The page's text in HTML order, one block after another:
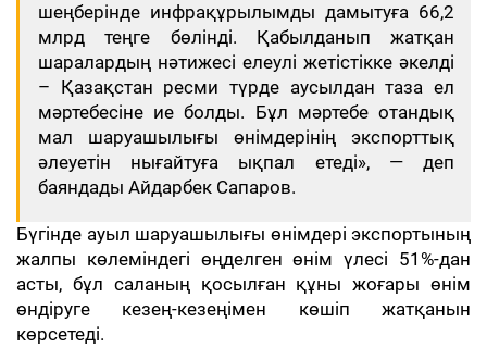
шеңберінде инфрақұрылымды дамытуға 66,2
млрд теңге бөлінді. Қабылданып жатқан
шаралардың нәтижесі елеулі жетістікке әкелді
– Қазақстан ресми түрде аусылдан таза ел
мәртебесіне ие болды. Бұл мәртебе отандық
мал шаруашылығы өнімдерінің экспорттық
әлеуетін нығайтуға ықпал етеді», — деп
баяндады Айдарбек Сапаров.
Бүгінде ауыл шаруашылығы өнімдері экспортының
жалпы көлеміндегі өңделген өнім үлесі 51%-дан
асты, бұл саланың қосылған құны жоғары өнім
өндіруге кезең-кезеңімен көшіп жатқанын
көрсетеді.